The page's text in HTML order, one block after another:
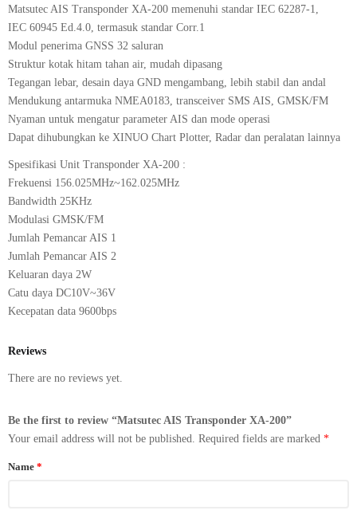
Matsutec AIS Transponder XA-200 memenuhi standar IEC 62287-1,
IEC 60945 Ed.4.0, termasuk standar Corr.1
Modul penerima GNSS 32 saluran
Struktur kotak hitam tahan air, mudah dipasang
Tegangan lebar, desain daya GND mengambang, lebih stabil dan andal
Mendukung antarmuka NMEA0183, transceiver SMS AIS, GMSK/FM
Nyaman untuk mengatur parameter AIS dan mode operasi
Dapat dihubungkan ke XINUO Chart Plotter, Radar dan peralatan lainnya
Spesifikasi Unit Transponder XA-200 :
Frekuensi 156.025MHz~162.025MHz
Bandwidth 25KHz
Modulasi GMSK/FM
Jumlah Pemancar AIS 1
Jumlah Pemancar AIS 2
Keluaran daya 2W
Catu daya DC10V~36V
Kecepatan data 9600bps
Reviews
There are no reviews yet.
Be the first to review “Matsutec AIS Transponder XA-200”
Your email address will not be published.
Required fields are marked *
Name *